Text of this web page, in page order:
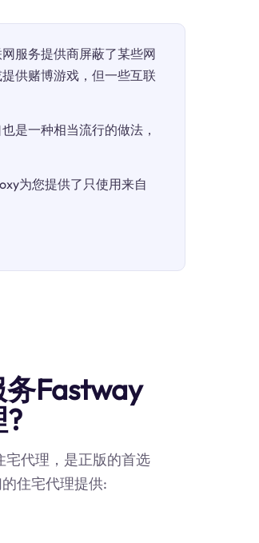
服务提供商屏蔽了某些网
供赌博游戏，但一些互联
是一种相当流行的做法，
为您提供了只使用来自
务Fastway
?
宅代理，是正版的首选
住宅代理提供: